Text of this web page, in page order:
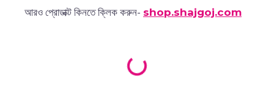
আরও প্রোডাক্ট কিনতে ক্লিক করুন- shop.shajgoj.com